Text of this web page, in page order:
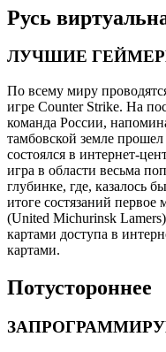
Русь
ЛУЧШИЕ
По всему миру
игре Counter Strike. На
команда России,
тамбовской земле
состоялся в интернет-
игра в области весьма
глубинке, где, казалось
итоге состязаний первое
(United Michurinsk
картами доступа в
картами.
Потустороннее